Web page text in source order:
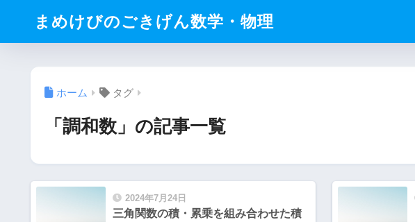
まめけびのごきげん数学・物理
ホーム タグ
「調和数」の記事一覧
2024年7月24日
三角関数の積・累乗を組み合わせた積